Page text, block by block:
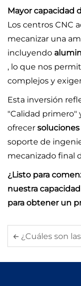
Mayor capacidad
Los centros CNC
mecanizar una
incluyendo
, lo que nos
complejos y
Esta inversión
"Calidad primero"
ofrecer
soporte de
mecanizado final
¿Listo para
nuestra
para obtener un
¿Cuáles son las aplicaciones clave de las piezas fundidas en la